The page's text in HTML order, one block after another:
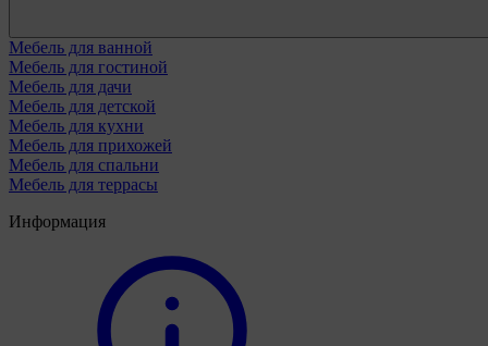
Мебель для ванной
Мебель для гостиной
Мебель для дачи
Мебель для детской
Мебель для кухни
Мебель для прихожей
Мебель для спальни
Мебель для террасы
Информация